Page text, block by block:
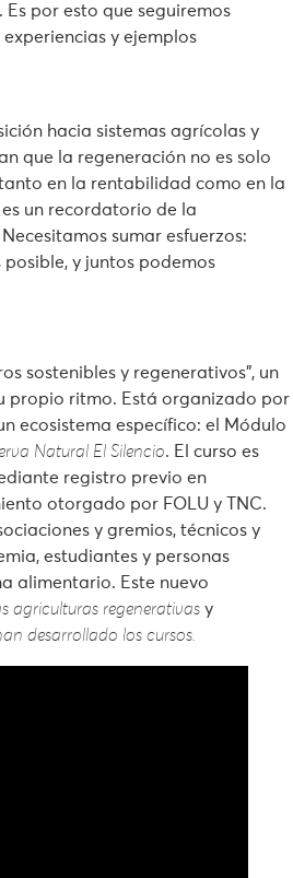
por esto que seguiremos
y ejemplos
hacia sistemas agrícolas y
que la regeneración no es solo
en la rentabilidad como en la
un recordatorio de la
sumar esfuerzos:
y juntos podemos
sostenibles y regenerativos”, un
propio ritmo. Está organizado por
ecosistema específico: el Módulo
Natural El Silencio. El curso es
registro previo en
otorgado por FOLU y TNC.
y gremios, técnicos y
estudiantes y personas
alimentario. Este nuevo
agriculturas regenerativas y
desarrollado los cursos.